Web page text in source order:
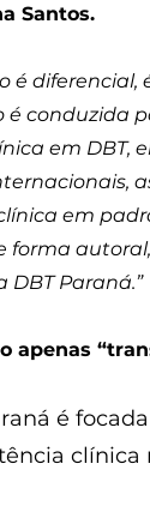
Santos.
é diferencial,
é conduzida
em DBT,
em
forma
DBT Paraná.”
apenas
é
clínica